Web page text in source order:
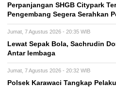
Perpanjangan SHGB Citypark
Pengembang Segera Serahkan
Jumat, 7 Agustus 2026 - 20:35 WIB
Lewat Sepak Bola, Sachrudin
Antar lembaga
Jumat, 7 Agustus 2026 - 20:32 WIB
Polsek Karawaci Tangkap